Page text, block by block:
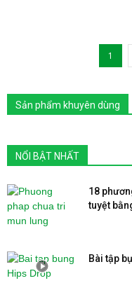
1
Sản phẩm khuyên dùng
NỔI BẬT NHẤT
18
tuyệt
Bài tập